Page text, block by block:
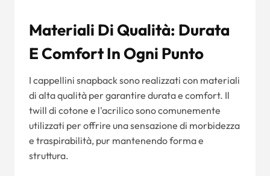
Materiali Di Qualità: Durata
E Comfort In Ogni Punto
I cappellini snapback sono realizzati con materiali
di alta qualità per garantire durata e comfort. Il
twill di cotone e l'acrilico sono comunemente
utilizzati per offrire una sensazione di morbidezza
e traspirabilità, pur mantenendo forma e
struttura.